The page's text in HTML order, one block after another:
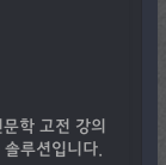
학 고전 강의
루션입니다.